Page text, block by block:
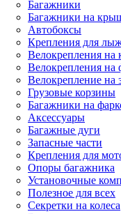
Багажники
Багажники на
Автобоксы
Крепления для
Велокрепления
Велокрепления на
Велокрепление на
Грузовые корзины
Багажники на
Аксессуары
Багажные дуги
Запасные части
Крепления для
Опоры багажника
Установочные
Полезное для всех
Секретки на колеса